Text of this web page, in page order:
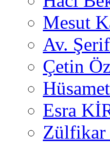
Mesut
Av.
Çetin
Esra